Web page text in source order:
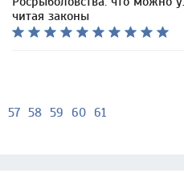
читая законы
57 58 59 60 61